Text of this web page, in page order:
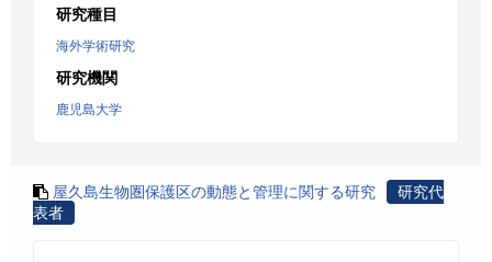
研究種目
海外学術研究
研究機関
鹿児島大学
屋久島生物圏保護区の動態と管理に関する研究
研究代
表者